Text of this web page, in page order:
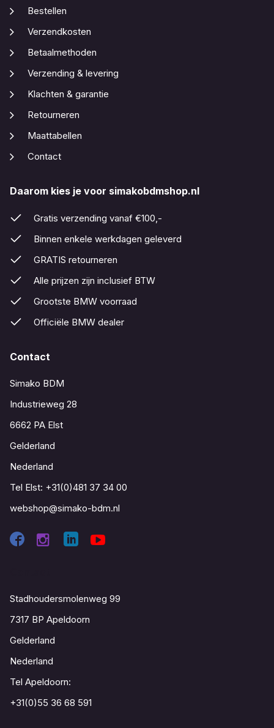
Bestellen
Verzendkosten
Betaalmethoden
Verzending & levering
Klachten & garantie
Retourneren
Maattabellen
Contact
Daarom kies je voor simakobdmshop.nl
Gratis verzending vanaf €100,-
Binnen enkele werkdagen geleverd
GRATIS retourneren
Alle prijzen zijn inclusief BTW
Grootste BMW voorraad
Officiële BMW dealer
Contact
Simako BDM
Industrieweg 28
6662 PA Elst
Gelderland
Nederland
Tel Elst: +31(0)481 37 34 00
webshop@simako-bdm.nl
Stadhoudersmolenweg 99
7317 BP Apeldoorn
Gelderland
Nederland
Tel Apeldoorn:
+31(0)55 36 68 591